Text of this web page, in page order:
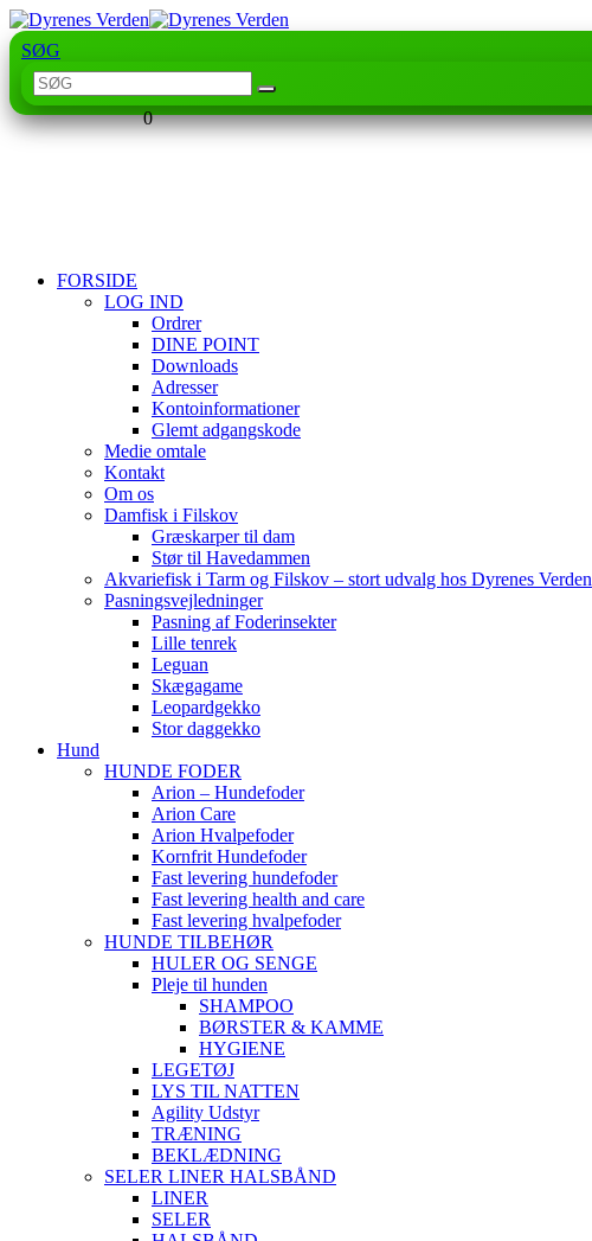
SØG
0
FORSIDE
LOG IND
Ordrer
DINE POINT
Downloads
Adresser
Kontoinformationer
Glemt adgangskode
Medie omtale
Kontakt
Om os
Damfisk i Filskov
Græskarper til dam
Stør til Havedammen
Akvariefisk i Tarm og Filskov – stort udvalg hos Dyrenes Verden
Pasningsvejledninger
Pasning af Foderinsekter
Lille tenrek
Leguan
Skægagame
Leopardgekko
Stor daggekko
Hund
HUNDE FODER
Arion – Hundefoder
Arion Care
Arion Hvalpefoder
Kornfrit Hundefoder
Fast levering hundefoder
Fast levering health and care
Fast levering hvalpefoder
HUNDE TILBEHØR
HULER OG SENGE
Pleje til hunden
SHAMPOO
BØRSTER & KAMME
HYGIENE
LEGETØJ
LYS TIL NATTEN
Agility Udstyr
TRÆNING
BEKLÆDNING
SELER LINER HALSBÅND
LINER
SELER